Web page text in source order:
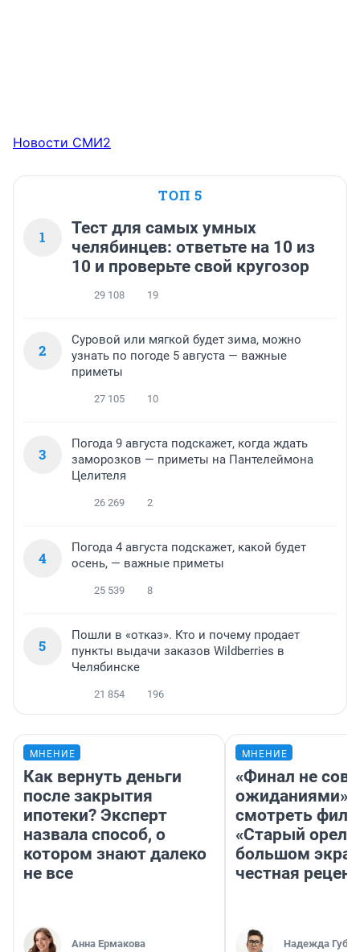
Новости СМИ2
ТОП 5
1
Тест для самых умных
челябинцев: ответьте на 10 из
10 и проверьте свой кругозор
29 108 19
2
Суровой или мягкой будет зима, можно
узнать по погоде 5 августа — важные
приметы
27 105 10
3
Погода 9 августа подскажет, когда ждать
заморозков — приметы на Пантелеймона
Целителя
26 269 2
4
Погода 4 августа подскажет, какой будет
осень, — важные приметы
25 539 8
5
Пошли в «отказ». Кто и почему продает
пункты выдачи заказов Wildberries в
Челябинске
21 854 196
МНЕНИЕ
Как вернуть деньги
после закрытия
ипотеки? Эксперт
назвала способ, о
котором знают далеко
не все
Анна Ермакова
МНЕНИЕ
«Финал не
ожиданиями»:
смотреть
«Старый орел»
большом
честная
Надежда